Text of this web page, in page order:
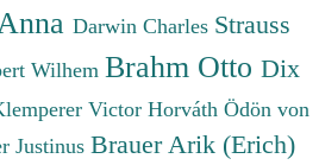
Darwin Charles Strauss
Wilhem Brahm Otto Dix
Victor Horváth Ödön von
Justinus Brauer Arik (Erich)